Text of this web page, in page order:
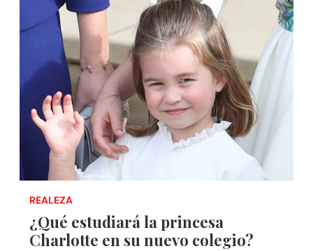
REALEZA
¿Qué estudiará la princesa
Charlotte en su nuevo colegio?